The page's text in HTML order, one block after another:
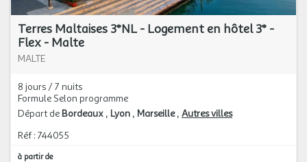
Terres Maltaises 3*NL - Logement en hôtel 3* -
Flex - Malte
MALTE
8 jours / 7 nuits
Formule Selon programme
Départ de Bordeaux Lyon Marseille Autres villes
Réf : 744055
à partir de